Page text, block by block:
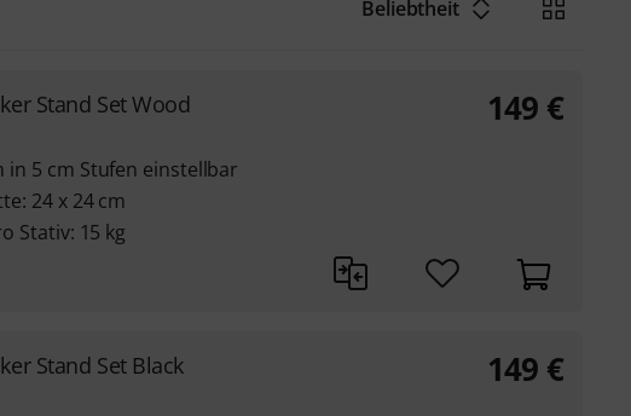
Beliebtheit
Stand Set Wood
in 5 cm Stufen einstellbar
24 x 24 cm
Stativ: 15 kg
149 €
Stand Set Black 149 €